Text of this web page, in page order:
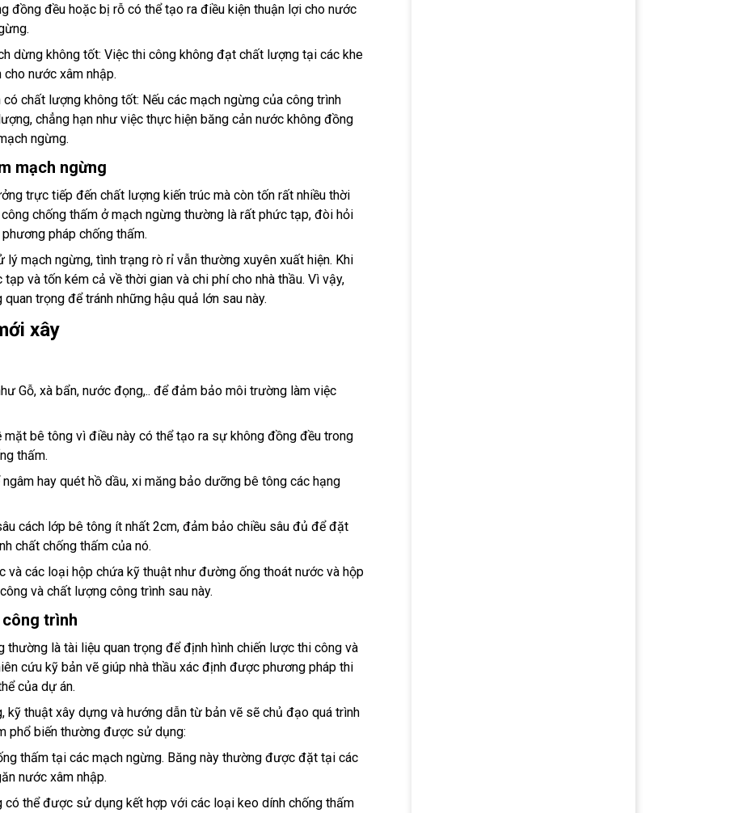
đồng đều hoặc bị rỗ có thể tạo ra điều kiện thuận lợi cho nước
dừng không tốt: Việc thi công không đạt chất lượng tại các khe
nước xâm nhập.
chất lượng không tốt: Nếu các mạch ngừng của công trình
chẳng hạn như việc thực hiện băng cản nước không đồng
ngừng.
mạch ngừng
trực tiếp đến chất lượng kiến trúc mà còn tốn rất nhiều thời
chống thấm ở mạch ngừng thường là rất phức tạp, đòi hỏi
pháp chống thấm.
mạch ngừng, tình trạng rò rỉ vẫn thường xuyên xuất hiện. Khi
và tốn kém cả về thời gian và chi phí cho nhà thầu. Vì vậy,
trọng để tránh những hậu quả lớn sau này.
xây
Gỗ, xà bẩn, nước đọng,.. để đảm bảo môi trường làm việc
bê tông vì điều này có thể tạo ra sự không đồng đều trong
thấm.
hay quét hồ dầu, xi măng bảo dưỡng bê tông các hạng
cách lớp bê tông ít nhất 2cm, đảm bảo chiều sâu đủ để đặt
chất chống thấm của nó.
các loại hộp chứa kỹ thuật như đường ống thoát nước và hộp
và chất lượng công trình sau này.
trình
thường là tài liệu quan trọng để định hình chiến lược thi công và
cứu kỹ bản vẽ giúp nhà thầu xác định được phương pháp thi
của dự án.
kỹ thuật xây dựng và hướng dẫn từ bản vẽ sẽ chủ đạo quá trình
phổ biến thường được sử dụng:
thấm tại các mạch ngừng. Băng này thường được đặt tại các
nước xâm nhập.
thể được sử dụng kết hợp với các loại keo dính chống thấm